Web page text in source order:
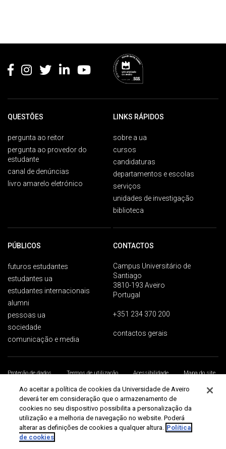
QUESTÕES
pergunta ao reitor
pergunta ao provedor do
estudante
canal de denúncias
livro amarelo eletrónico
LINKS RÁPIDOS
sobre a ua
cursos
candidaturas
departamentos e escolas
serviços
unidades de investigação
biblioteca
PÚBLICOS
futuros estudantes
estudantes ua
estudantes internacionais
alumni
pessoas ua
sociedade
comunicação e media
CONTACTOS
Campus Universitário de
Santiago
3810-193 Aveiro
Portugal
+351 234 370 200
contactos gerais
Proteção de dados Termos de utilização Acessibilidade
Mapa do site
Universidade de Aveiro 2026
Ao aceitar a política de cookies da Universidade de Aveiro
deverá ter em consideração que o armazenamento de
cookies no seu dispositivo possibilita a personalização da
utilização e a melhoria de navegação no website. Poderá
alterar as definições de cookies a qualquer altura. Política
de cookies